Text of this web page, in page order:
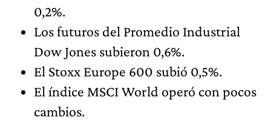
0,2%.
Los futuros del Promedio Industrial
Dow Jones subieron 0,6%.
El Stoxx Europe 600 subió 0,5%.
El índice MSCI World operó con pocos
cambios.